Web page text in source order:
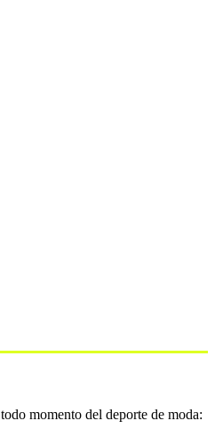
momento del deporte de moda: